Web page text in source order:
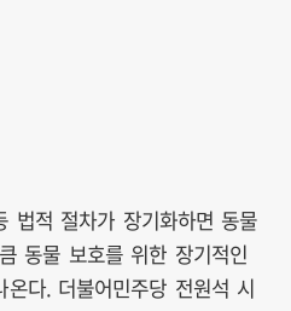
법적 절차가 장기화하면 동물
동물 보호를 위한 장기적인
다. 더불어민주당 전원석 시